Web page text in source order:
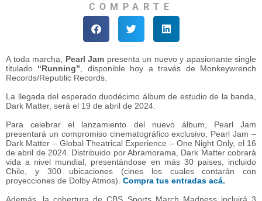
COMPARTE
A toda marcha, Pearl Jam presenta un nuevo y apasionante single
titulado “Running” , disponible hoy a través de Monkeywrench
Records/Republic Records.
La llegada del esperado duodécimo álbum de estudio de la banda,
Dark Matter, será el 19 de abril de 2024.
Para celebrar el lanzamiento del nuevo álbum, Pearl Jam
presentará un compromiso cinematográfico exclusivo, Pearl Jam –
Dark Matter – Global Theatrical Experience – One Night Only, el 16
de abril de 2024. Distribuido por Abramorama, Dark Matter cobrará
vida a nivel mundial, presentándose en más 30 paises, incluido
Chile, y 300 ubicaciones (cines los cuales contarán con
proyecciones de Dolby Atmos). Compra tus entradas acá.